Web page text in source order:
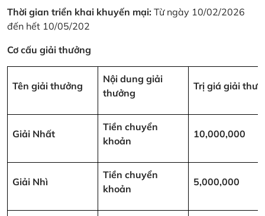
Thời gian triển khai khuyến mại: Từ ngày 10/02/2026
đến hết 10/05/202
Cơ cấu giải thưởng
Tên giải thưởng
Nội dung giải
thưởng
Trị giá giải
Giải Nhất
Tiền chuyển
khoản
10,000,000
Giải Nhì
Tiền chuyển
khoản
5,000,000